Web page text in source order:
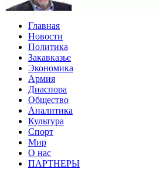
Главная
Новости
Политика
Закавказье
Экономика
Армия
Диаспора
Общество
Аналитика
Культура
Спорт
Мир
О нас
ПАРТНЕРЫ